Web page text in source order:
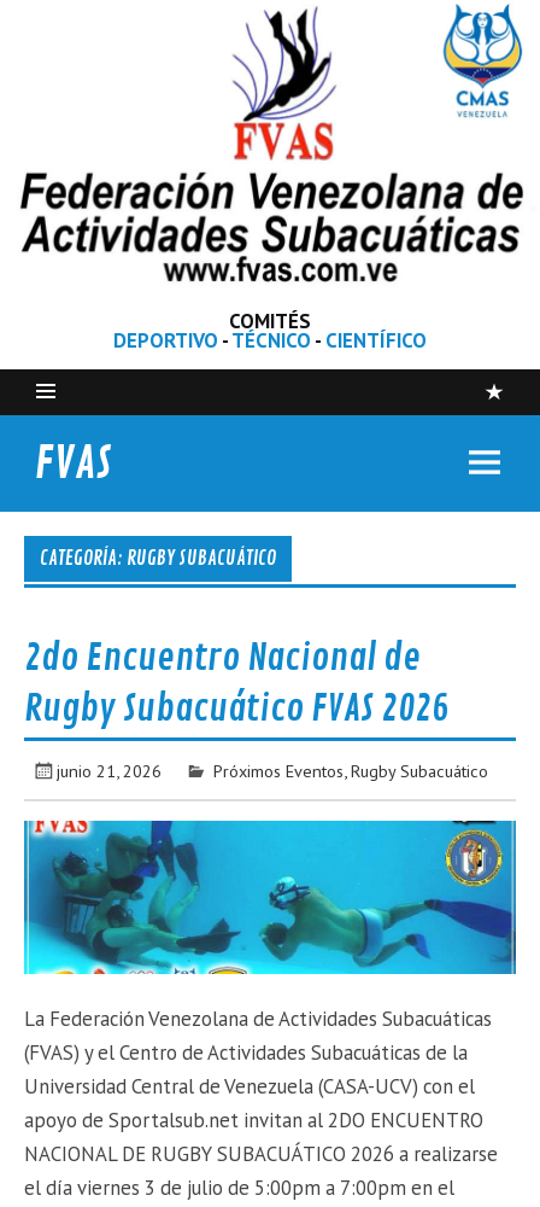
COMITÉS
DEPORTIVO -TÉCNICO - CIENTÍFICO
FVAS
CATEGORÍA: RUGBY SUBACUÁTICO
2do Encuentro Nacional de
Rugby Subacuático FVAS 2026
junio 21, 2026 Próximos Eventos,Rugby Subacuático
La Federación Venezolana de Actividades Subacuáticas
(FVAS) y el Centro de Actividades Subacuáticas de la
Universidad Central de Venezuela (CASA-UCV) con el
apoyo de Sportalsub.net invitan al 2DO ENCUENTRO
NACIONAL DE RUGBY SUBACUÁTICO 2026 a realizarse
el día viernes 3 de julio de 5:00pm a 7:00pm en el